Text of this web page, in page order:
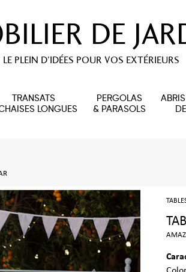
DE
LE PLEIN D’IDÉES POUR VOS EXTÉRIEURS
TRANSATS
LONGUES
PERGOLAS
& PARASOLS